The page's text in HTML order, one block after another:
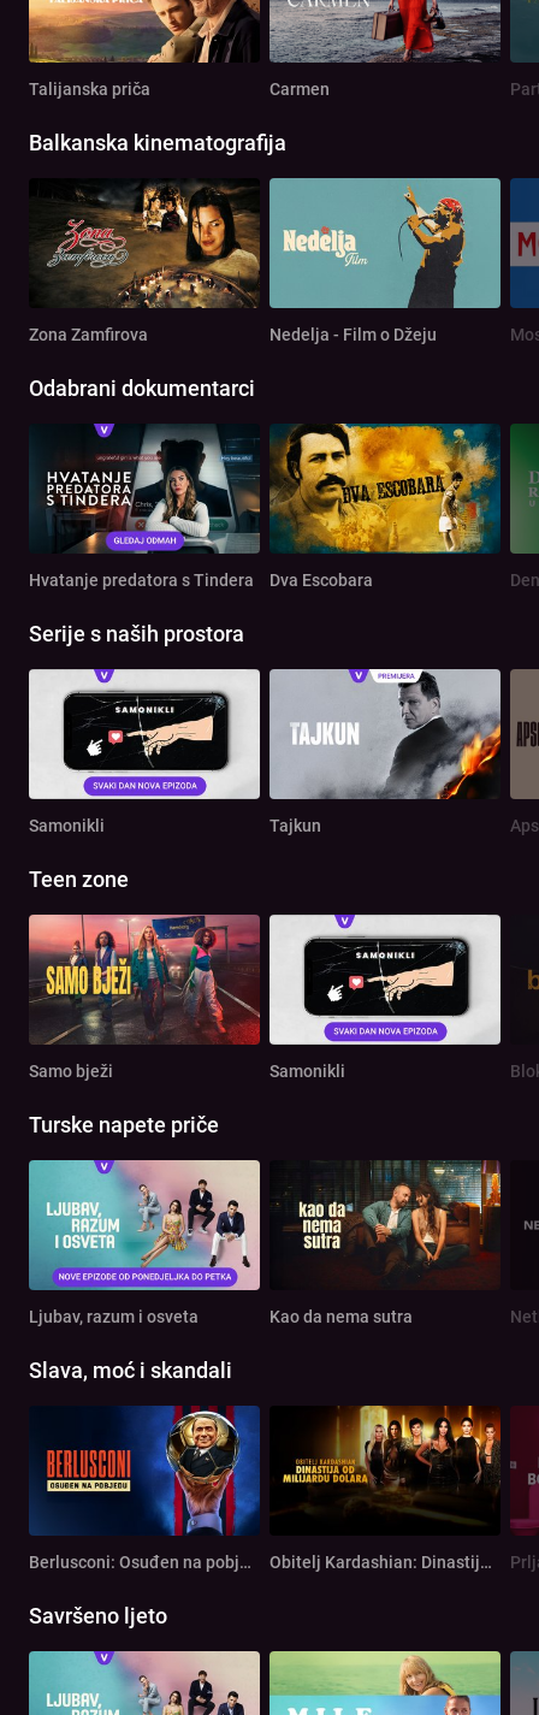
Talijanska priča Carmen
Balkanska kinematografija
Zona Zamfirova Nedelja - Film o Džeju
Odabrani dokumentarci
Hvatanje predatora s Tindera Dva Escobara
Serije s naših prostora
Samonikli Tajkun
Teen zone
Samo bježi Samonikli
Turske napete priče
Ljubav, razum i osveta Kao da nema sutra
Slava, moć i skandali
Berlusconi: Osuđen na pobjedu Obitelj Kardashian: Dinastija od milijardu dolara
Savršeno ljeto